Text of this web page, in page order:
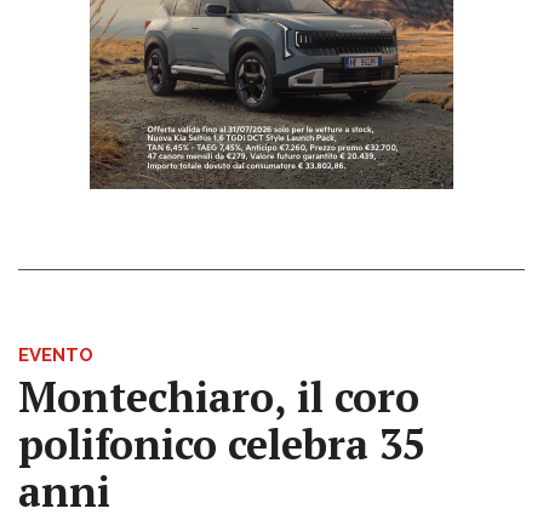
EVENTO
Montechiaro, il coro
polifonico celebra 35
anni